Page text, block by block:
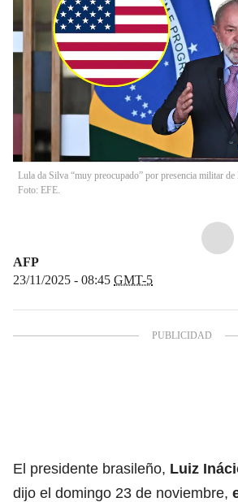
Lula da Silva “muy preocupado” por presencia militar de
Foto: EFE.
AFP
23/11/2025 - 08:45 GMT-5
El presidente brasileño, Luiz
dijo el domingo 23 de noviembre,